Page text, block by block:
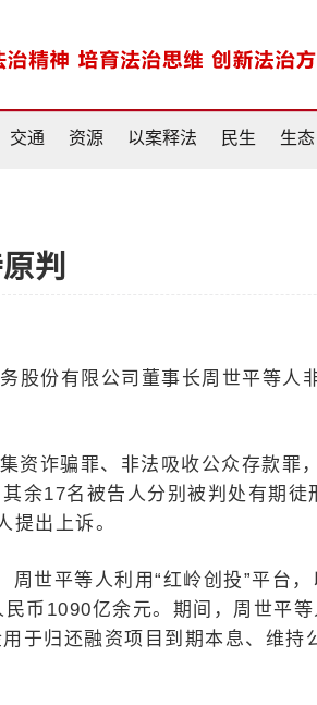
交通 资源 以案释法 民生 生态
判
股份有限公司董事长周世平等人
资诈骗罪、非法吸收公众存款罪
余17名被告人分别被判处有期徒
提出上诉。
世平等人利用“红岭创投”平台
币1090亿余元。期间，周世平
于归还融资项目到期本息、维持